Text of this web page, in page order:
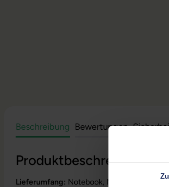
Beschreibung Bewertungen
Produktbeschreibung
Lieferumfang: Notebook, Netzteil, Akku,